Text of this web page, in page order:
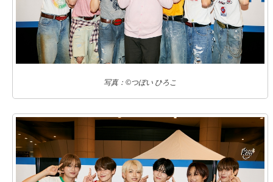
写真：©つぼい ひろこ